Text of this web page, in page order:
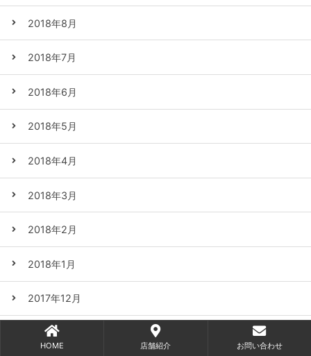
2018年8月
2018年7月
2018年6月
2018年5月
2018年4月
2018年3月
2018年2月
2018年1月
2017年12月
2017年11月
HOME 店舗紹介 お問い合わせ